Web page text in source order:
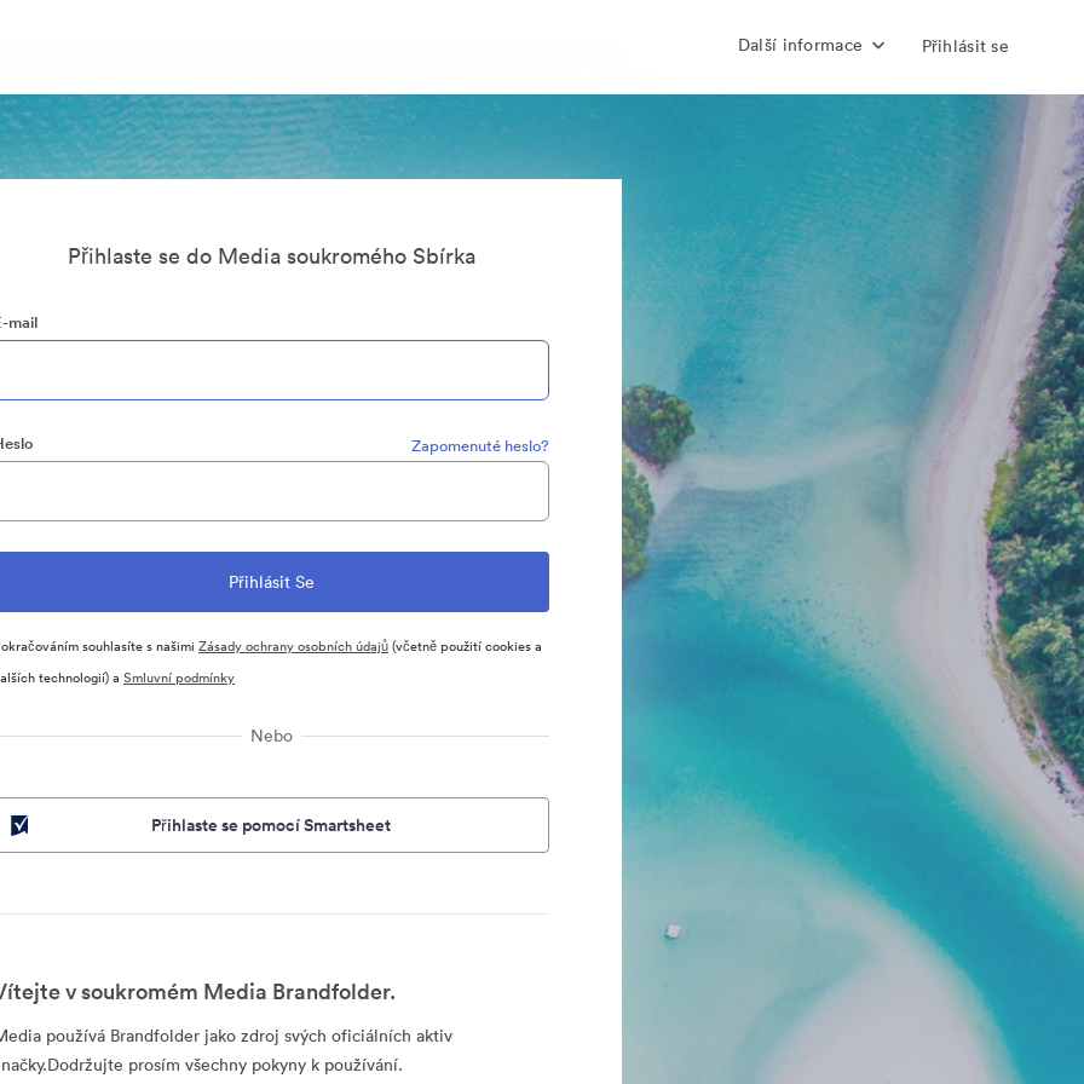
Další informace Přihlásit se
Přihlaste se do Media soukromého Sbírka
mail
Zapomenuté heslo?
souhlasíte s našimi Zásady ochrany osobních údajů(včetně použití cookies a
technologií) a Smluvní podmínky
Nebo
Přihlaste se pomocí Smartsheet
v soukromém Media Brandfolder.
používá Brandfolder jako zdroj svých oficiálních aktiv
prosím všechny pokyny k používání.